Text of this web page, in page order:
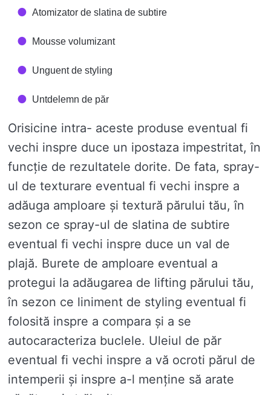
Atomizator de slatina de subtire
Mousse volumizant
Unguent de styling
Untdelemn de păr
Orisicine intra- aceste produse eventual fi
vechi inspre duce un ipostaza impestritat, în
funcție de rezultatele dorite. De fata, spray-
ul de texturare eventual fi vechi inspre a
adăuga amploare și textură părului tău, în
sezon ce spray-ul de slatina de subtire
eventual fi vechi inspre duce un val de
plajă. Burete de amploare eventual a
protegui la adăugarea de lifting părului tău,
în sezon ce liniment de styling eventual fi
folosită inspre a compara și a se
autocaracteriza buclele. Uleiul de păr
eventual fi vechi inspre a vă ocroti părul de
intemperii și inspre a-l menține să arate